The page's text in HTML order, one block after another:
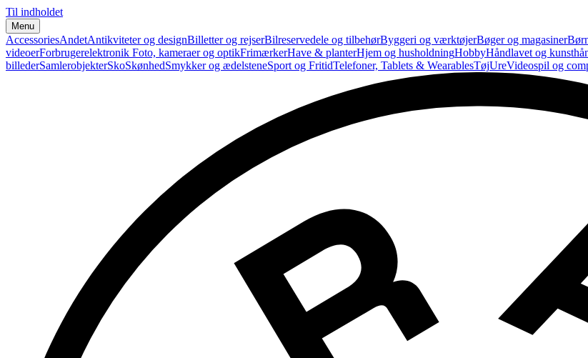
Til indholdet
Menu
AccessoriesAndetAntikviteter og designBilletter og rejserBilreservedele og tilbehørByggeri og værktøjerBøger og magasiner
videoerForbrugerelektronik Foto, kameraer og optikFrimærkerHave & planterHjem og husholdningHobbyHåndlavet og
billederSamlerobjekterSkoSkønhedSmykker og ædelsteneSport og FritidTelefoner, Tablets & WearablesTøjUreVideospil og